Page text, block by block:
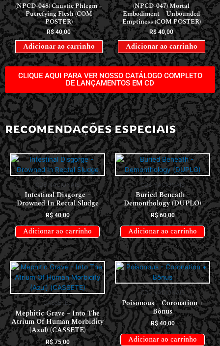
(NPCD-048) Caustic Phlegm –
Putrefying Flesh (COM
POSTER)
R$ 40,00
Adicionar ao carrinho
(NPCD-047) Mortal
Embodiment – Unbounded
Emptiness (COM POSTER)
R$40,00
Adicionar ao carrinho
CLIQUE AQUI PARA VER NOSSO CATÁLOGO COMPLETO
DE LANÇAMENTOS EM CD
RECOMENDAÇÕES ESPECIAIS
CDS NACIONAIS
Intestinal Disgorge –
Drowned In Rectal Sludge
R$40,00
Adicionar ao carrinho
CDS NACIONAIS
Buried Beneath –
Demonthology (DUPLO)
R$60,00
Adicionar ao carrinho
CASSETES
Mephitic Grave – Into The
Atrium Of Human Morbidity
(Azul) (CASSETE)
R$75,00
CDS NACIONAIS
Poisonous – Coronation +
Bônus
R$40,00
Adicionar ao carrinho